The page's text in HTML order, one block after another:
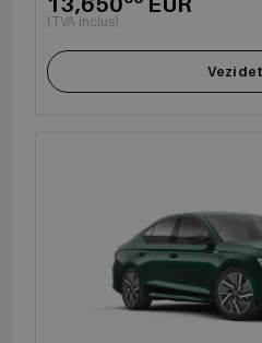
(TVA inclus)
Vezi